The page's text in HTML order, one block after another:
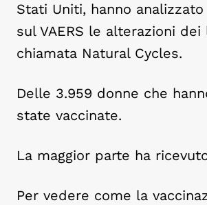
Stati Uniti, hanno
sul VAERS le alterazioni
chiamata Natural Cycles.
Delle 3.959 donne che
state vaccinate.
La maggior parte ha
Per vedere come la